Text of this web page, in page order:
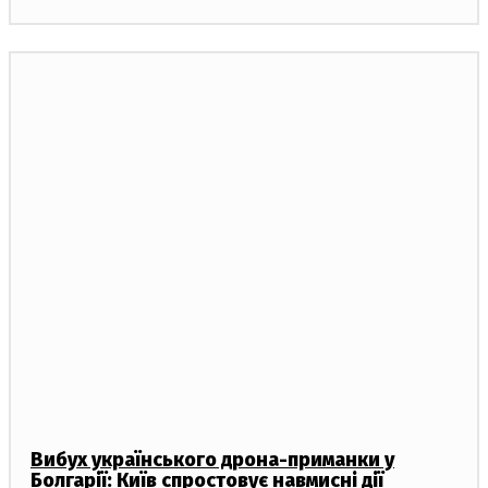
Вибух українського дрона-приманки у
Болгарії: Київ спростовує навмисні дії